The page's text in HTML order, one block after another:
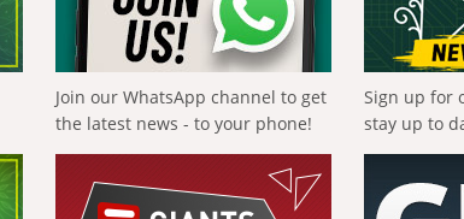
Join our WhatsApp channel to get
the latest news - to your phone!
Sign up for
stay up to